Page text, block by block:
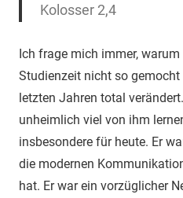
Kolosser 2,4
Ich frage mich immer,
Studienzeit nicht so
letzten Jahren total
unheimlich viel von ihm
insbesondere für heute. Er
die modernen
hat. Er war ein vorzüglicher